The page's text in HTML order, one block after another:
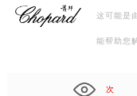
这可能是
能帮助您
次